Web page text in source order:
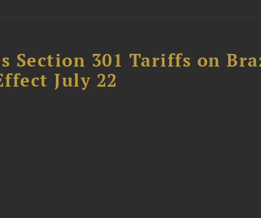
Section 301 Tariffs on
July 22